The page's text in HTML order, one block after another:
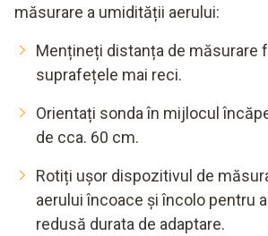
măsurare a umidității aerului:
Mențineți distanța de măsurare
suprafețele mai reci.
Orientați sonda în mijlocul
de cca. 60 cm.
Rotiți ușor dispozitivul de
aerului încoace și încolo pentru
redusă durata de adaptare.